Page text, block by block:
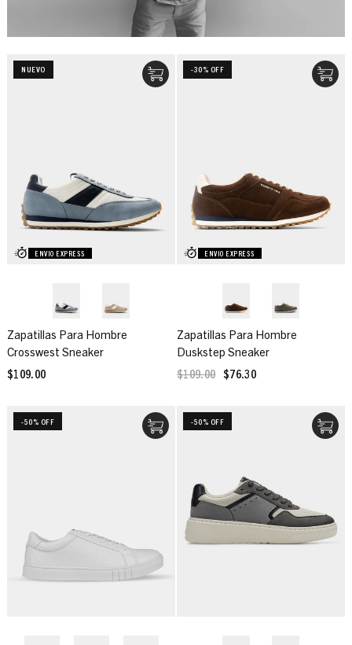
ENVIO EXPRESS
NUEVO
Zapatillas Para Hombre
Crosswest Sneaker
$109.00
ENVIO EXPRESS
-30% OFF
Zapatillas Para Hombre
Duskstep Sneaker
$109.00 $76.30
-50% OFF -50% OFF